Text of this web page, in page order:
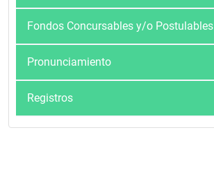
Fondos Concursables y/o Postulables
Pronunciamiento
Registros